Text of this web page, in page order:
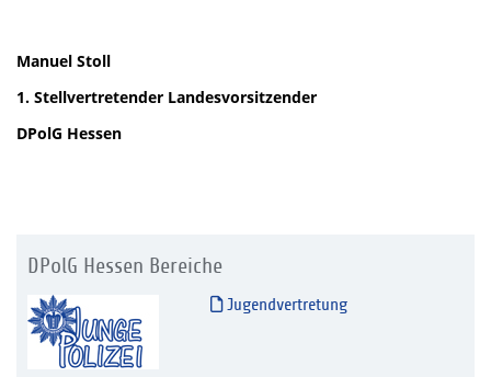
Manuel Stoll
1. Stellvertretender Landesvorsitzender
DPolG Hessen
DPolG Hessen Bereiche
Jugendvertretung